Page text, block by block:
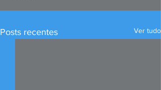
Posts recentes Ver tudo